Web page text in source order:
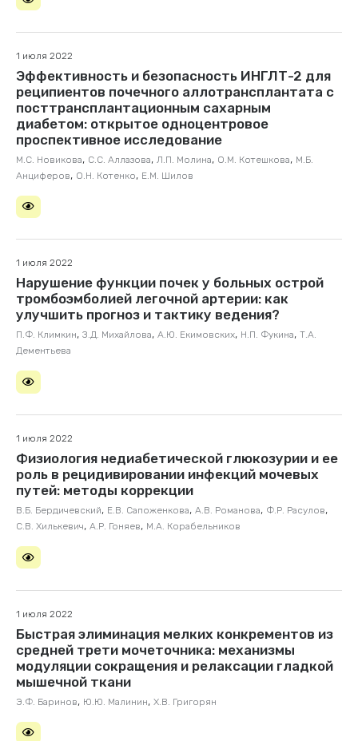
1 июля 2022
Эффективность и безопасность ИНГЛТ-2 для
реципиентов почечного аллотрансплантата с
посттрансплантационным сахарным
диабетом: открытое одноцентровое
проспективное исследование
М.С. Новикова, С.С. Аллазова, Л.П. Молина, О.М. Котешкова, М.Б.
Анциферов, О.Н. Котенко, Е.М. Шилов
1 июля 2022
Нарушение функции почек у больных острой
тромбоэмболией легочной артерии: как
улучшить прогноз и тактику ведения?
П.Ф. Климкин, З.Д. Михайлова, А.Ю. Екимовских, Н.П. Фукина, Т.А.
Дементьева
1 июля 2022
Физиология недиабетической глюкозурии и ее
роль в рецидивировании инфекций мочевых
путей: методы коррекции
В.Б. Бердичевский, Е.В. Сапоженкова, А.В. Романова, Ф.Р. Расулов,
С.В. Хилькевич, А.Р. Гоняев, М.А. Корабельников
1 июля 2022
Быстрая элиминация мелких конкрементов из
средней трети мочеточника: механизмы
модуляции сокращения и релаксации гладкой
мышечной ткани
Э.Ф. Баринов, Ю.Ю. Малинин, Х.В. Григорян